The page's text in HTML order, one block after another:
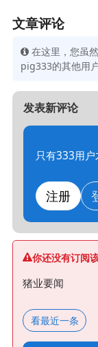
文章评论
在这里，您虽
pig333的其他用
发表新评论
只有333用户
注册
你还没有订阅
猪业要闻
看最近一条